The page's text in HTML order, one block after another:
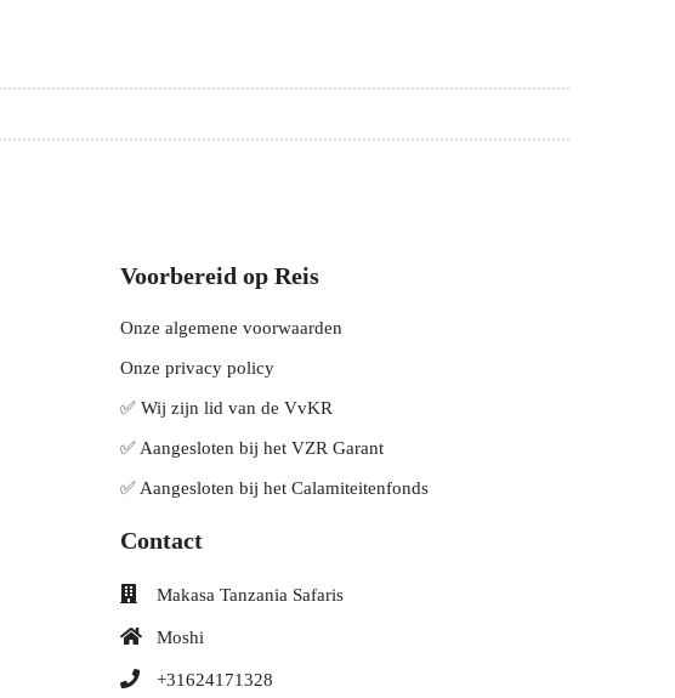
Voorbereid op Reis
Onze algemene voorwaarden
Onze privacy policy
✅ Wij zijn lid van de VvKR
✅ Aangesloten bij het VZR Garant
✅ Aangesloten bij het Calamiteitenfonds
Contact
Makasa Tanzania Safaris
Moshi
+31624171328